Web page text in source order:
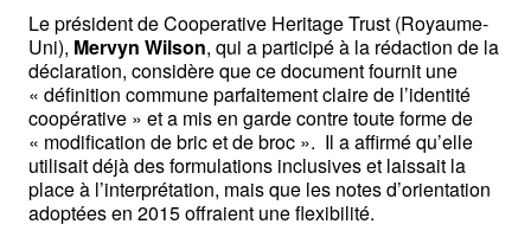
Le président de Cooperative Heritage Trust (Royaume-
Uni), Mervyn Wilson, qui a participé à la rédaction de la
déclaration, considère que ce document fournit une
« définition commune parfaitement claire de l’identité
coopérative » et a mis en garde contre toute forme de
« modification de bric et de broc ».  Il a affirmé qu’elle
utilisait déjà des formulations inclusives et laissait la
place à l’interprétation, mais que les notes d’orientation
adoptées en 2015 offraient une flexibilité.